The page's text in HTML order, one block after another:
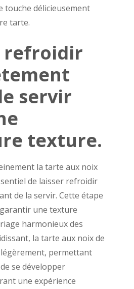
touche délicieusement
tarte.
refroidir
servir
texture.
la tarte aux noix
de laisser refroidir
de la servir. Cette étape
une texture
harmonieux des
la tarte aux noix de
permettant
se développer
une expérience